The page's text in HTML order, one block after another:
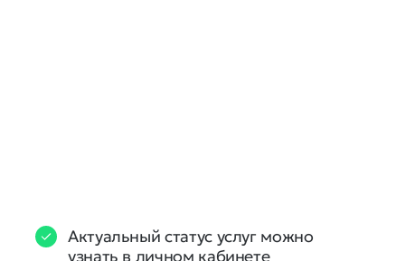
Актуальный статус услуг можно
узнать в личном кабинете